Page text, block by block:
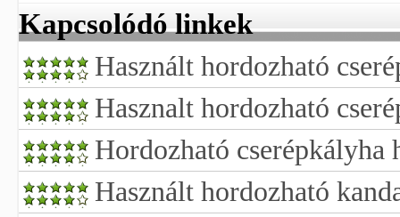
Kapcsolódó linkek
Használt hordozható
Hasznalt hordozható
Hordozható cserépkályha
Használt hordozható